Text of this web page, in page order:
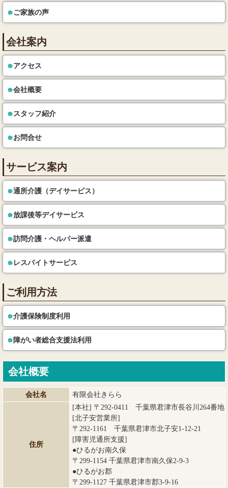
ご家族の声
会社案内
アクセス
会社概要
スタッフ紹介
お問合せ
サービス案内
通所介護（デイサービス）
放課後等デイサービス
訪問介護・ヘルパー派遣
レスパイトサービス
ご利用方法
介護保険制度利用
障がい者総合支援法利用
会社概要
会社名 有限会社きらら
住所
[本社] 〒292-0411 千葉県君津市長谷川264番地
[北子安営業所]
〒292-1161 千葉県君津市北子安1-12-21
[障害児通所支援]
●ひるがお南久保
〒299-1154 千葉県君津市南久保2-9-3
●ひるがお郡
〒299-1127 千葉県君津市郡3-9-16